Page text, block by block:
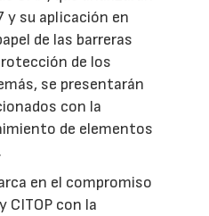
y su aplicación en
de las barreras
de los
se presentarán
con la
de elementos
en el compromiso
CITOP con la